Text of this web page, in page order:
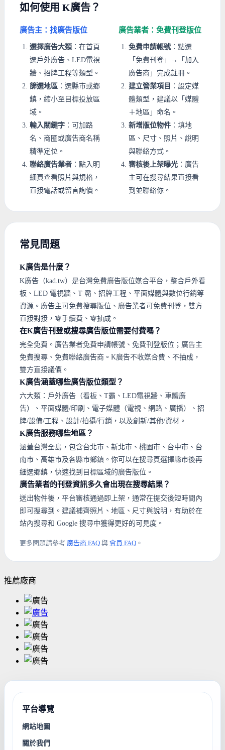
如何使用 K廣告？
廣告主：找廣告版位
選擇廣告大類 ：在首頁
選戶外廣告、LED電視
牆、招牌工程等類型。
篩選地區 ：選縣市或鄉
鎮，縮小至目標投放區
域。
輸入關鍵字 ：可加路
名、商圈或廣告商名稱
精準定位。
聯絡廣告業者 ：點入明
細頁查看照片與規格，
直接電話或留言詢價。
廣告業者：免費刊登版位
免費申請帳號 ：點選
「免費刊登」→「加入
廣告商」完成註冊。
建立營業項目 ：設定媒
體類型，建議以「媒體
＋地區」命名。
新增版位物件 ：填地
區、尺寸、照片、說明
與聯絡方式。
審核後上架曝光 ：廣告
主可在搜尋結果直接看
到並聯絡你。
常見問題
K廣告是什麼？
K廣告（kad.tw）是台灣免費廣告版位媒合平台，整合戶外看
板、LED 電視牆、T 霸、招牌工程、平面媒體與數位行銷等
資源。廣告主可免費搜尋版位、廣告業者可免費刊登，雙方
直接對接，零手續費、零抽成。
在K廣告刊登或搜尋廣告版位需要付費嗎？
完全免費。廣告業者免費申請帳號、免費刊登版位；廣告主
免費搜尋、免費聯絡廣告商。K廣告不收媒合費、不抽成，
雙方直接議價。
K廣告涵蓋哪些廣告版位類型？
六大類：戶外廣告（看板、T霸、LED電視牆、車體廣
告）、平面媒體/印刷、電子媒體（電視、網路、廣播）、招
牌/設備/工程、設計/拍攝/行銷，以及創新/其他/資材。
K廣告服務哪些地區？
涵蓋台灣全島，包含台北市、新北市、桃園市、台中市、台
南市、高雄市及各縣市鄉鎮。你可以在搜尋頁選擇縣市後再
細選鄉鎮，快速找到目標區域的廣告版位。
廣告業者的刊登資訊多久會出現在搜尋結果？
送出物件後，平台審核通過即上架，通常在提交後短時間內
即可搜尋到。建議補齊照片、地區、尺寸與說明，有助於在
站內搜尋和 Google 搜尋中獲得更好的可見度。
更多問題請參考 廣告商 FAQ 與 會員 FAQ 。
推薦廠商
平台導覽
網站地圖
關於我們